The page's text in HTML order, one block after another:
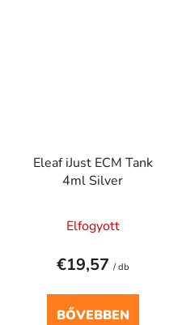
Eleaf iJust ECM Tank
4ml Silver
Elfogyott
€19,57 / db
BŐVEBBEN